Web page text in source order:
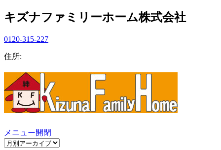
キズナファミリーホーム株式会社
0120-315-227
住所:
メニュー開閉